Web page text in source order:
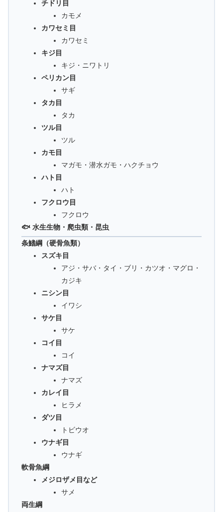
チドリ目
カモメ
カワセミ目
カワセミ
キジ目
キジ・ニワトリ
ペリカン目
サギ
タカ目
タカ
ツル目
ツル
カモ目
マガモ・潜水ガモ・ハクチョウ
ハト目
ハト
フクロウ目
フクロウ
🐟 水生生物・爬虫類・昆虫
条鰭綱（硬骨魚類）
スズキ目
アジ・サバ・タイ・ブリ・カツオ・マグロ・
カジキ
ニシン目
イワシ
サケ目
サケ
コイ目
コイ
ナマズ目
ナマズ
カレイ目
ヒラメ
ダツ目
トビウオ
ウナギ目
ウナギ
軟骨魚綱
メジロザメ目など
サメ
両生綱